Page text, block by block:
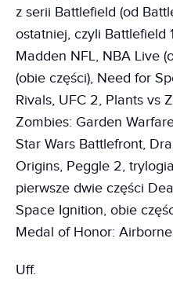
z serii Battlefield (od
ostatniej, czyli Battlefield
Madden NFL, NBA Live
(obie części), Need for
Rivals, UFC 2, Plants vs
Zombies: Garden
Star Wars Battlefront,
Origins, Peggle 2,
pierwsze dwie części
Space Ignition, obie
Medal of Honor:
Uff.